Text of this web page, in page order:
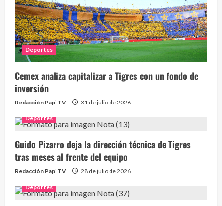
Deportes
Cemex analiza capitalizar a Tigres con un fondo de
inversión
Redacción Papi TV 31 de julio de 2026
Deportes
Guido Pizarro deja la dirección técnica de Tigres
tras meses al frente del equipo
Redacción Papi TV 28 de julio de 2026
Deportes